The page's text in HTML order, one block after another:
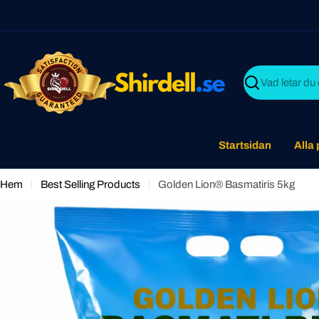
Search
Startsidan Alla
Hem Best Selling Products Golden Lion® Basmatiris 5kg